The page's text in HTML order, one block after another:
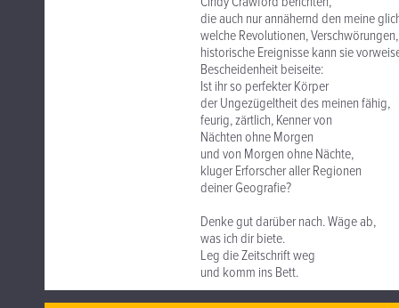
die auch nur annähernd den meine
welche Revolutionen, Verschwörungen,
historische Ereignisse kann sie
Bescheidenheit beiseite:
Ist ihr so perfekter Körper
der Ungezügeltheit des meinen fähig,
feurig, zärtlich, Kenner von
Nächten ohne Morgen
und von Morgen ohne Nächte,
kluger Erforscher aller Regionen
deiner Geografie?
Denke gut darüber nach. Wäge ab,
was ich dir biete.
Leg die Zeitschrift weg
und komm ins Bett.